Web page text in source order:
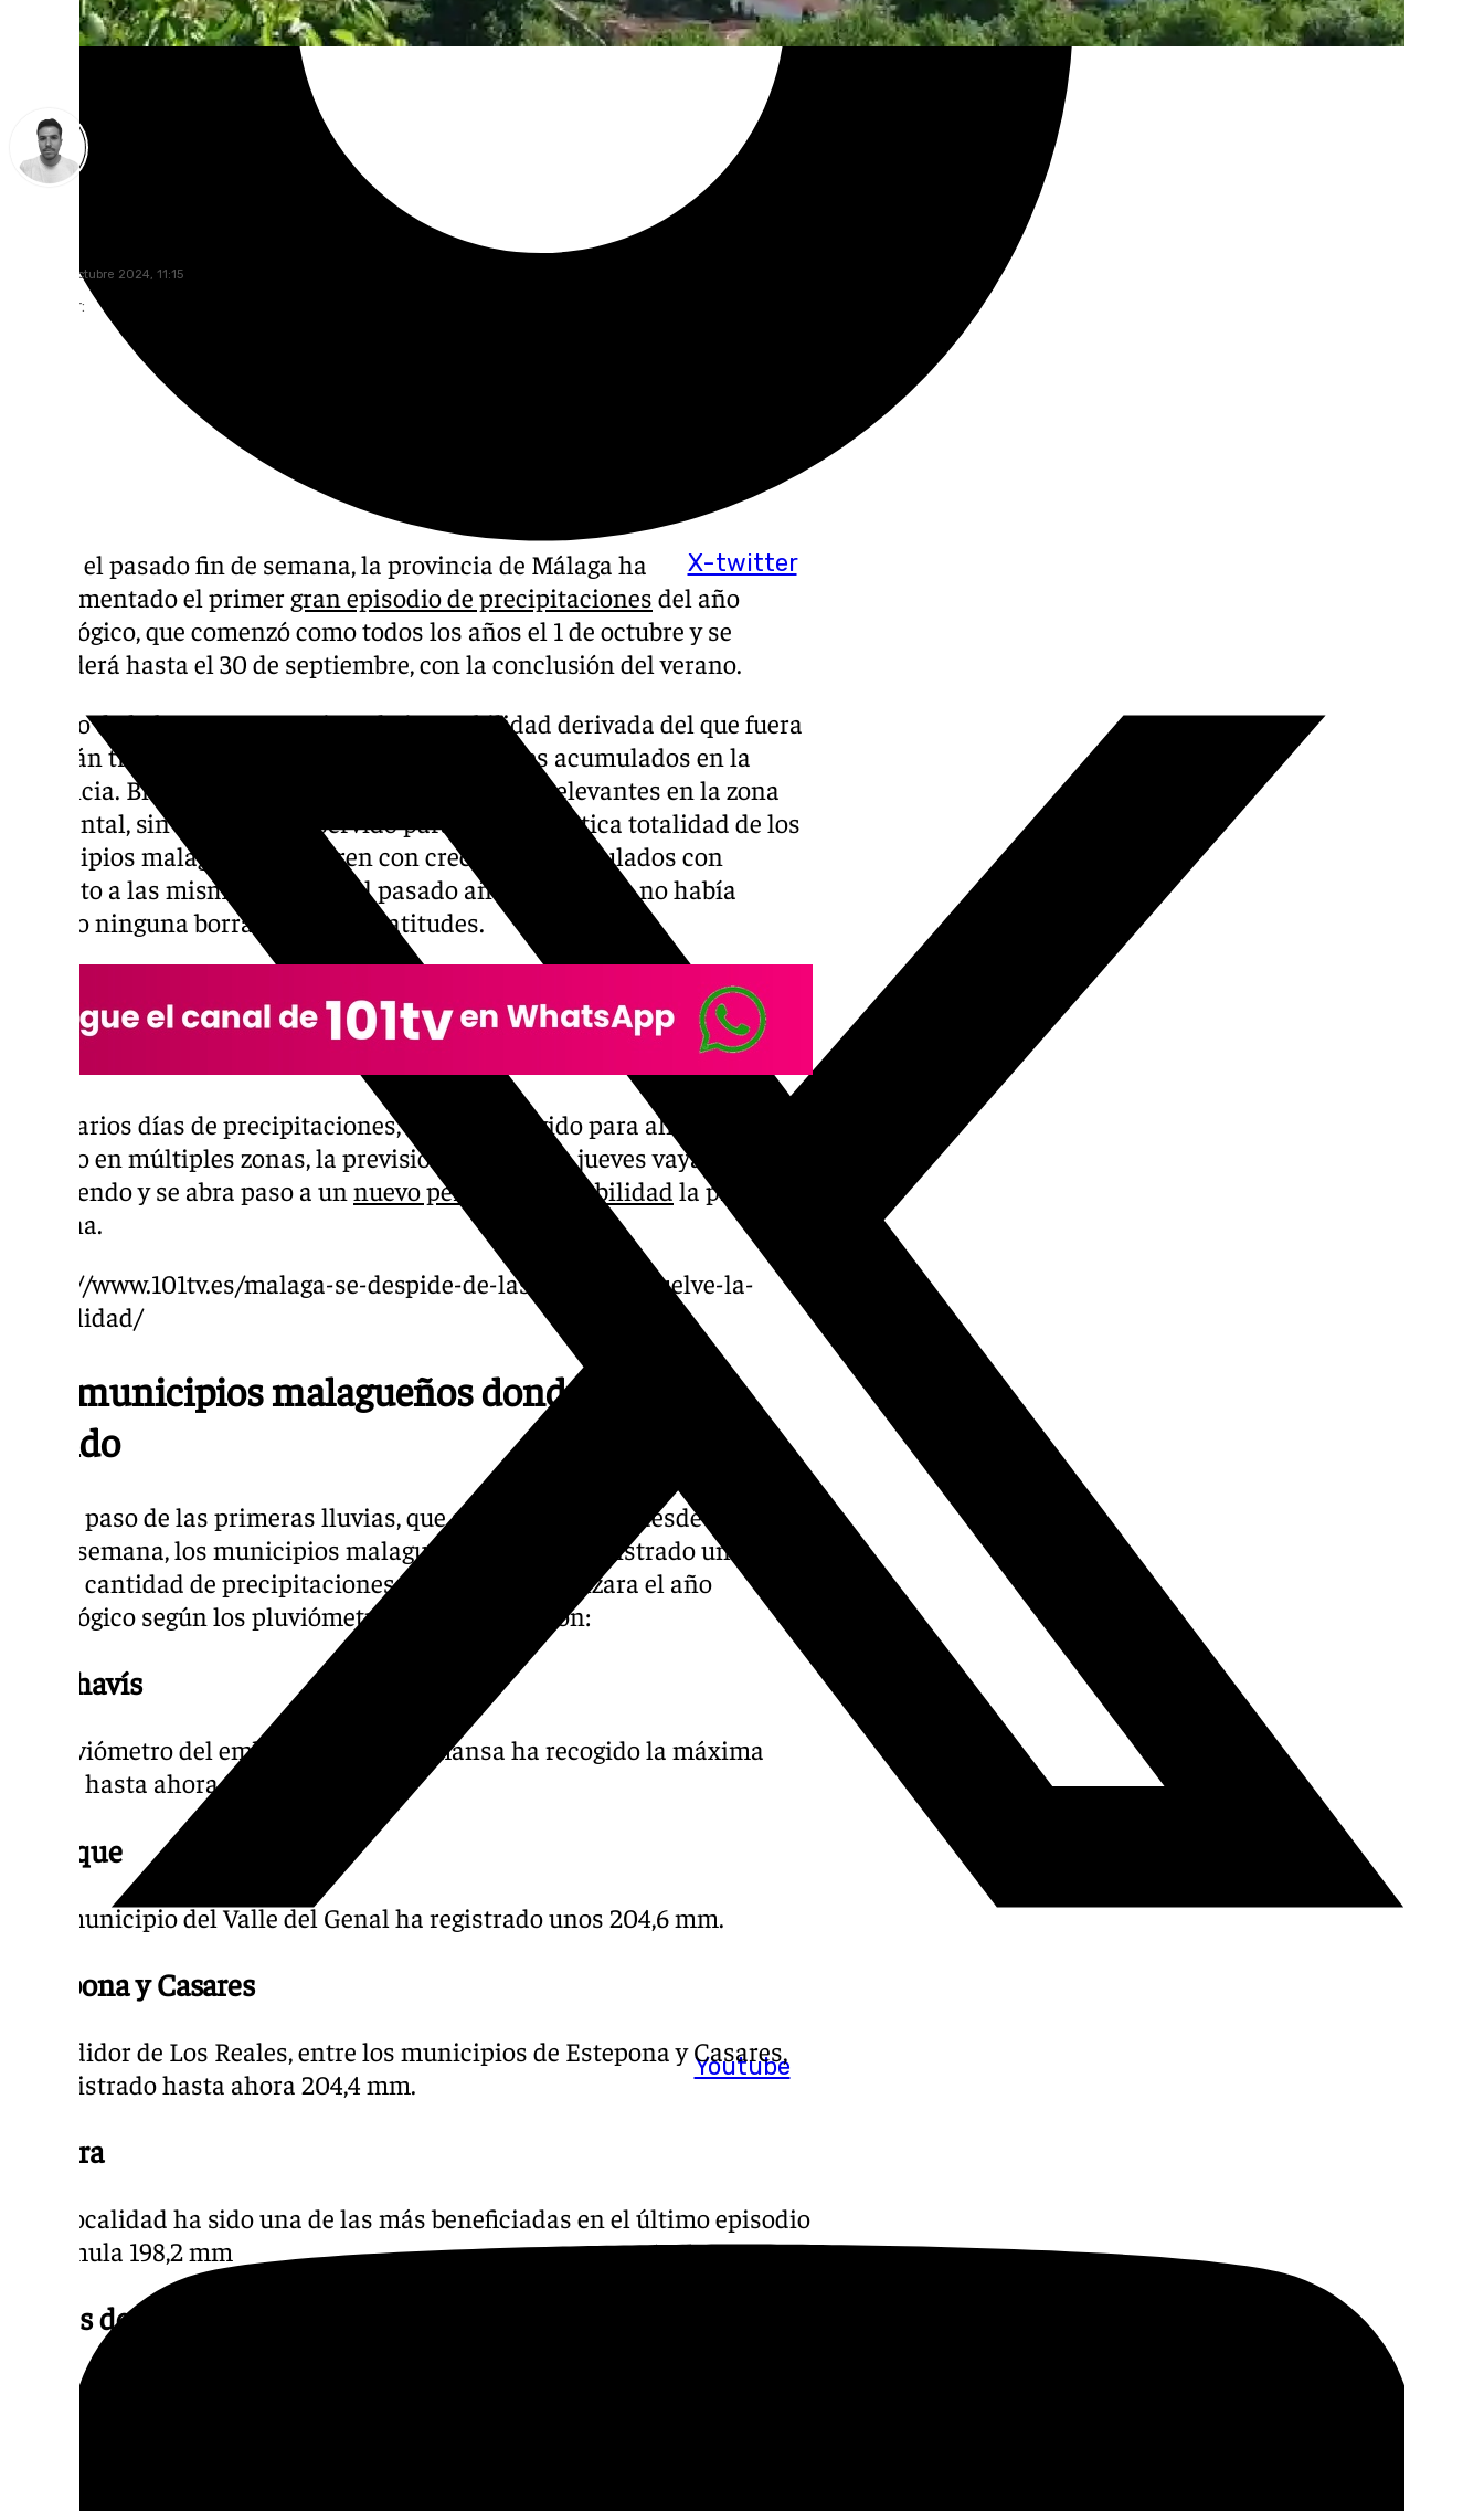
X-twitter
Youtube
jueves, 17 octubre 2024, 11:15
Compartir:
Desde el pasado fin de semana, la provincia de Málaga ha
experimentado el primer gran episodio de precipitaciones del año
hidrológico, que comenzó como todos los años el 1 de octubre y se
extenderá hasta el 30 de septiembre, con la conclusión del verano.
El paso de la borrasca Berenice y la inestabilidad derivada del que fuera
huracán tropical ‘Leslie’ han dejado importantes acumulados en la
provincia. Bien es cierto que estos han sido más relevantes en la zona
occidental, sin embargo, ha servido para que la práctica totalidad de los
municipios malagueños superen con creces los acumulados con
respecto a las mismas fechas del pasado año, donde aún no había
llegado ninguna borrasca a estas latitudes.
Tras varios días de precipitaciones, que han servido para aliviar el estrés
hídrico en múltiples zonas, la previsión es que este jueves vayan
remitiendo y se abra paso a un nuevo periodo de estabilidad la próxima
semana.
https://www.101tv.es/malaga-se-despide-de-las-lluvias-y-vuelve-la-
estabilidad/
Los municipios malagueños donde más ha
llovido
Con el paso de las primeras lluvias, que se han sucedido desde el pasado
fin de semana, los municipios malagueños que han registrado una
mayor cantidad de precipitaciones desde que comenzara el año
hidrológico según los pluviómetros de Hidrosur son:
Benahavís
El pluviómetro del embalse de Guadalmansa ha recogido la máxima
marca hasta ahora, 234,9 mm.
Jubrique
Este municipio del Valle del Genal ha registrado unos 204,6 mm.
Estepona y Casares
El medidor de Los Reales, entre los municipios de Estepona y Casares,
ha registrado hasta ahora 204,4 mm.
Pujerra
Esta localidad ha sido una de las más beneficiadas en el último episodio
y acumula 198,2 mm
Cortes de la Frontera
El pluviómetro de Majada de las Lomas suma 182,4 mm.